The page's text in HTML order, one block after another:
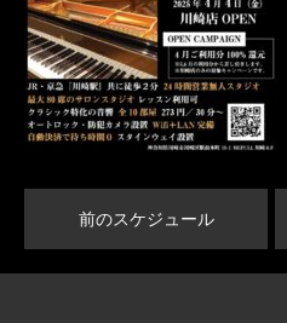
前のスケジュール